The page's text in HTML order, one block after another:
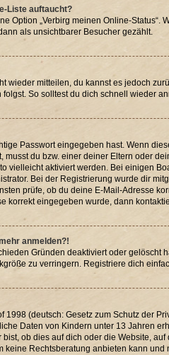
Liste auftaucht?
Option „Verbirg meinen Online-
als unsichtbarer Besucher gezählt.
wieder mitteilen, du kannst es jedoch
So solltest du dich schnell wieder
Passwort eingegeben hast. Wenn
du bzw. einer deiner Eltern oder
vielleicht aktiviert werden. Bei einigen
Bei der Registrierung wurde dir
prüfe, ob du deine E-Mail-Adresse
korrekt eingegeben wurde, dann
anmelden?!
Gründen deaktiviert oder gelöscht
zu verringern. Registriere dich
(deutsch: Gesetz zum Schutz der
Daten von Kindern unter 13 Jahren
ob dies auf dich oder die Website,
Rechtsberatung anbieten kann